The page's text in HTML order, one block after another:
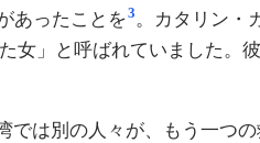
あったことを3。カタリン・
女」と呼ばれていました。
では別の人々が、もう一つ